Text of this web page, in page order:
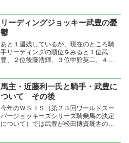
０日に集計したときは８位で安藤勝己に
１８差、岩田康誠に２５差...
リーディングジョッキー武豊の憂
鬱
あと１週残しているが、現在のところ騎
手リーディングの順位をみると１位武
豊、２位後藤浩輝、３位中館英二、４位
武豊だが２位後藤浩輝との差は２勝。昨
年は年明けが騎乗停止で３週...
馬主・近藤利一氏と騎手・武豊に
ついて その後
今年のＷＳＪＳ（第２３回ワールドスー
パージョッキーズシリーズ騎乗馬の決定
について）では武豊が松田博資厩舎のア